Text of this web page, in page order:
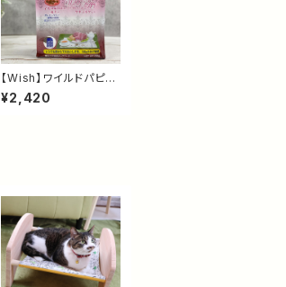
【Wish】ワイルドパピー
720g｜イノシシ・魚・タ
ーキー配合 グレインフ
¥2,420